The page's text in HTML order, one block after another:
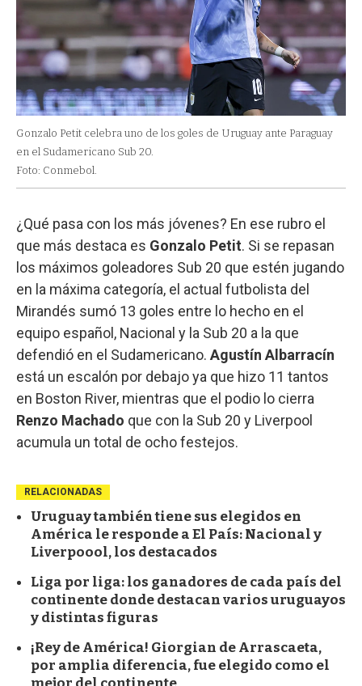
Gonzalo Petit celebra uno de los goles de Uruguay ante Paraguay
en el Sudamericano Sub 20.
Foto: Conmebol.
¿Qué pasa con los más jóvenes? En ese rubro el
que más destaca es Gonzalo Petit. Si se repasan
los máximos goleadores Sub 20 que estén jugando
en la máxima categoría, el actual futbolista del
Mirandés sumó 13 goles entre lo hecho en el
equipo español, Nacional y la Sub 20 a la que
defendió en el Sudamericano. Agustín Albarracín
está un escalón por debajo ya que hizo 11 tantos
en Boston River, mientras que el podio lo cierra
Renzo Machado que con la Sub 20 y Liverpool
acumula un total de ocho festejos.
RELACIONADAS
Uruguay también tiene sus elegidos en
América le responde a El País: Nacional y
Liverpoool, los destacados
Liga por liga: los ganadores de cada país del
continente donde destacan varios uruguayos
y distintas figuras
¡Rey de América! Giorgian de Arrascaeta,
por amplia diferencia, fue elegido como el